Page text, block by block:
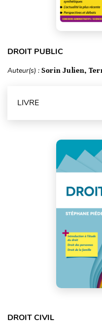
DROIT PUBLIC
Auteur(s) : Sorin Julien,
LIVRE
DROIT CIVIL